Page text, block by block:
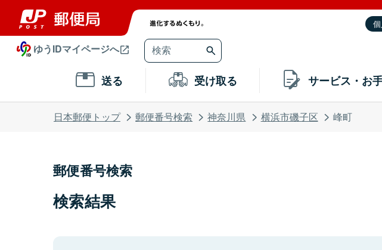
個
ゆうIDマイページへ
送る 受け取る サービス・お
日本郵便トップ 郵便番号検索 神奈川県 横浜市磯子区 峰町
郵便番号検索
検索結果